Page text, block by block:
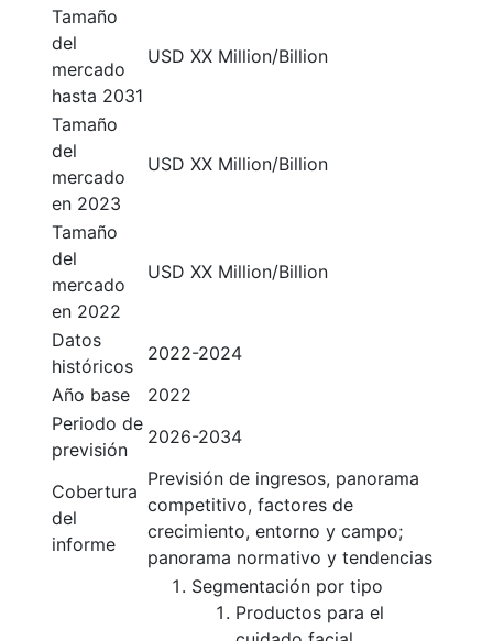
Tamaño
del
mercado
hasta 2031
USD XX Million/Billion
Tamaño
del
mercado
en 2023
USD XX Million/Billion
Tamaño
del
mercado
en 2022
USD XX Million/Billion
Datos
históricos
2022-2024
Año base
2022
Periodo de
previsión
2026-2034
Cobertura
del
informe
Previsión de ingresos, panorama
competitivo, factores de
crecimiento, entorno y campo;
panorama normativo y tendencias
Segmentación por tipo
Productos para el